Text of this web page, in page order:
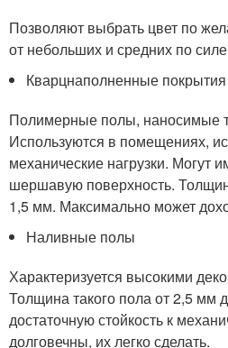
Позволяют выбрать цвет по
от небольших и средних по
Кварцнаполненные покрытия
Полимерные полы, наносимые
Используются в помещениях,
механические нагрузки. Могут
шершавую поверхность.
1,5 мм. Максимально может
Наливные полы
Характеризуется высокими
Толщина такого пола от 2,5 мм
достаточную стойкость к
долговечны, их легко сделать.